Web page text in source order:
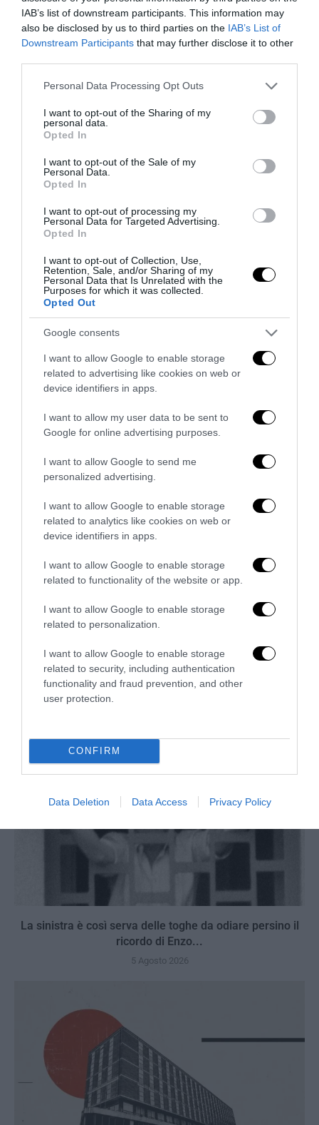
IAB’s list of downstream participants. This information may
also be disclosed by us to third parties on the IAB’s List of
Downstream Participants that may further disclose it to other
Please note that this website/app uses one or more Google
not limited to your visit or usage behaviour. You may click to
grant or deny consent to Google and its third-party tags to
use your data for below specified purposes in below Google
consent section.
Personal Data Processing Opt Outs
I want to opt-out of the Sharing of my
personal data.
Opted In
I want to opt-out of the Sale of my
Personal Data.
Opted In
I want to opt-out of processing my
Personal Data for Targeted Advertising.
Opted In
I want to opt-out of Collection, Use,
Retention, Sale, and/or Sharing of my
Personal Data that Is Unrelated with the
Purposes for which it was collected.
Opted Out
Google consents
I want to allow Google to enable storage
related to advertising like cookies on web or
device identifiers in apps.
I want to allow my user data to be sent to
Google for online advertising purposes.
I want to allow Google to send me
personalized advertising.
I want to allow Google to enable storage
related to analytics like cookies on web or
device identifiers in apps.
I want to allow Google to enable storage
related to functionality of the website or app.
I want to allow Google to enable storage
related to personalization.
I want to allow Google to enable storage
related to security, including authentication
functionality and fraud prevention, and other
user protection.
CONFIRM
Data Deletion Data Access Privacy Policy
Bonaccini e il mito delle barricate di Parma: quando
l’antifascismo copia il fascismo
Remigrazione, il Copasir riconosce all’antifascismo il
6 Agosto 2026
La Camera boccia il patentino antifascista per parlare a
Montecitorio: palo clamoroso del Pd
5 Agosto 2026
La sinistra è così serva delle toghe da odiare persino il
ricordo di Enzo...
5 Agosto 2026